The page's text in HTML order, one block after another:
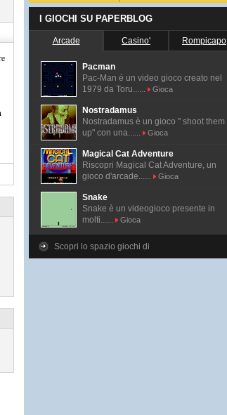
I GIOCHI SU PAPERBLOG
Arcade Casino' Rompicapo
Pacman
Pac-Man é un video gioco creato nel
1979 da Toru......
Gioca
Nostradamus
Nostradamus è un gioco " shoot them
up" con una......
Gioca
Magical Cat Adventure
Riscopri Magical Cat Adventure, un
gioco d'arcade......
Gioca
Snake
Snake è un videogioco presente in
molti......
Gioca
Scopri lo spazio giochi di